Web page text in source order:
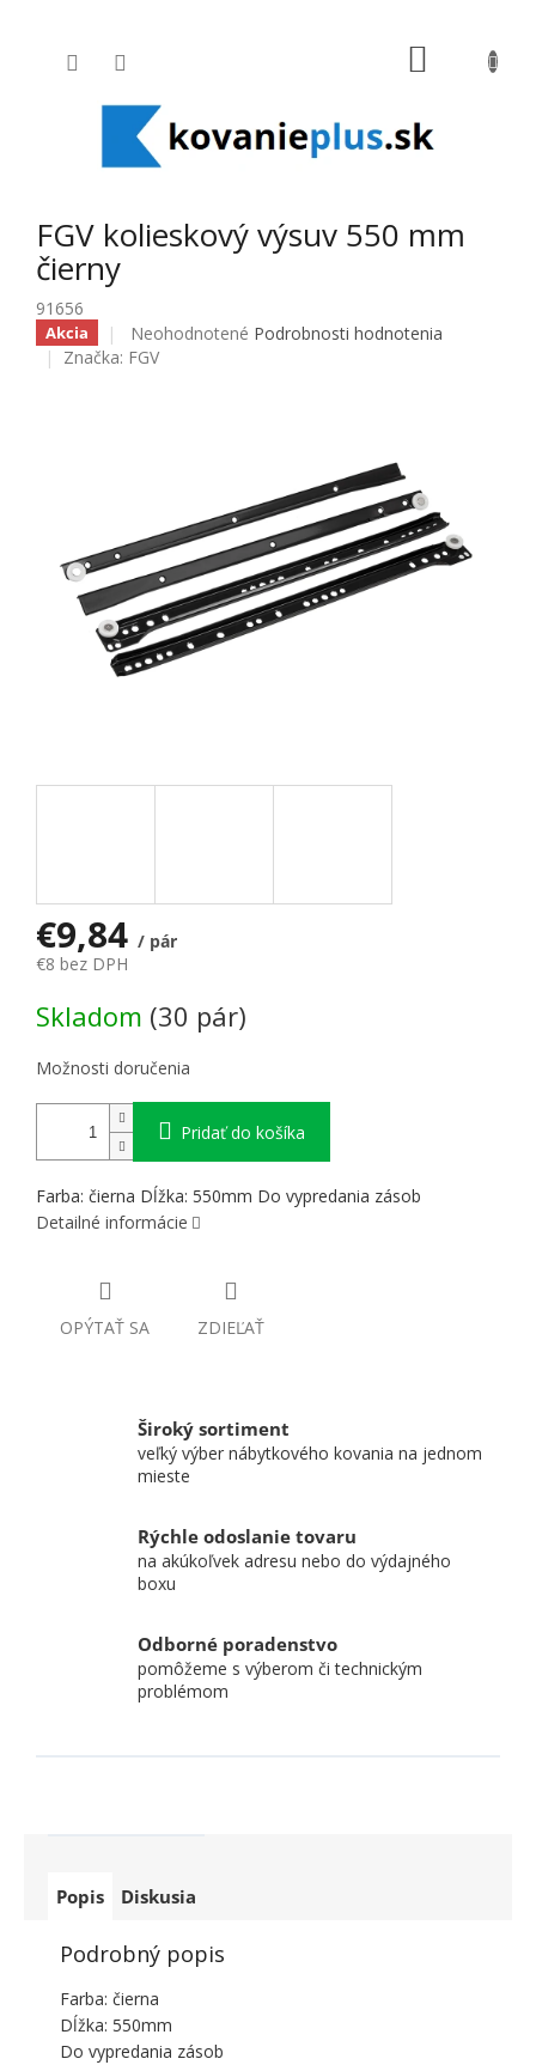
FGV kolieskový výsuv 550 mm
čierny
91656
Akcia Priemerné hodnotenie produktu je 0,0 z 5
Neohodnotené Podrobnosti hodnotenia
Značka: FGV
€9,84 / pár
€8 bez DPH
Skladom (30 pár)
Možnosti doručenia
Pridať do košíka
Farba: čierna Dĺžka: 550mm Do vypredania zásob
Detailné informácie
OPÝTAŤ SA ZDIEĽAŤ
Široký sortiment
veľký výber nábytkového kovania na jednom
mieste
Rýchle odoslanie tovaru
na akúkoľvek adresu nebo do výdajného
boxu
Odborné poradenstvo
pomôžeme s výberom či technickým
problémom
Popis Diskusia
Podrobný popis
Farba: čierna
Dĺžka: 550mm
Do vypredania zásob